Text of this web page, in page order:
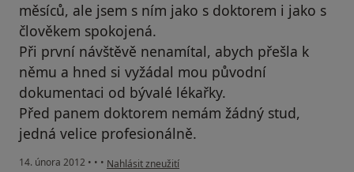
měsíců, ale jsem s ním jako s doktorem i jako s
člověkem spokojená.
Při první návštěvě nenamítal, abych přešla k
němu a hned si vyžádal mou původní
dokumentaci od bývalé lékařky.
Před panem doktorem nemám žádný stud,
jedná velice profesionálně.
14. února 2012 • • • podle názoru uživatele Petra Z.
Nahlásit zneužití